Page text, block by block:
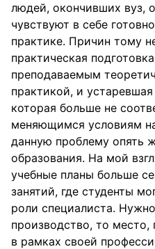
людей, окончивших вуз,
чувствуют в себе
практике. Причин тому
практическая
преподаваемым
практикой, и
которая больше не
меняющимся условиям
данную проблему опять
образования. На мой
учебные планы больше
занятий, где студенты
роли специалиста.
производство, то место,
в рамках своей